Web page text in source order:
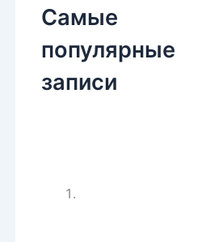
Самые
популярные
записи